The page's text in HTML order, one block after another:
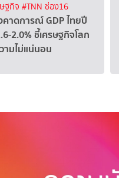
ฐกิจ #TNN ช่อง16
าดการณ์ GDP ไทยปี
2.0% ชี้เศรษฐกิจโลก
มไม่แน่นอน